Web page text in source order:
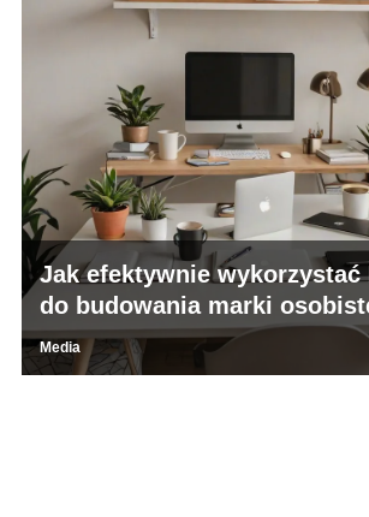
Jak efektywnie wykorzystać
do budowania marki
Media